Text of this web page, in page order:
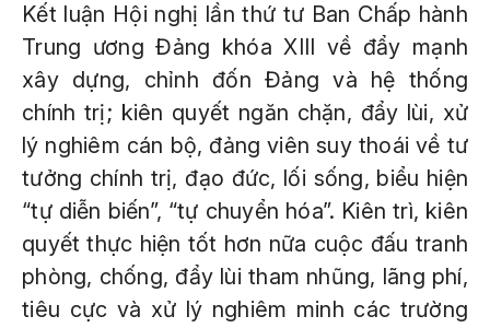
Kết luận Hội nghị lần thứ tư Ban Chấp hành
Trung ương Đảng khóa XIII về đẩy mạnh
xây dựng, chỉnh đốn Đảng và hệ thống
chính trị; kiên quyết ngăn chặn, đẩy lùi, xử
lý nghiêm cán bộ, đảng viên suy thoái về tư
tưởng chính trị, đạo đức, lối sống, biểu hiện
“tự diễn biến”, “tự chuyển hóa”. Kiên trì, kiên
quyết thực hiện tốt hơn nữa cuộc đấu tranh
phòng, chống, đẩy lùi tham nhũng, lãng phí,
tiêu cực và xử lý nghiêm minh các trường